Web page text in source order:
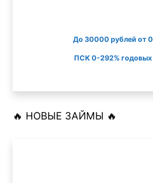
До 30000 рублей от 0
ПСК 0-292% годовых
🔥 НОВЫЕ ЗАЙМЫ 🔥